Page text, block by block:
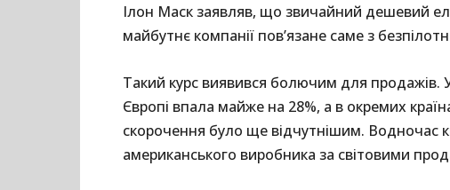
Ілон Маск заявляв, що звичайний дешевий
майбутнє компанії пов’язане саме з
Такий курс виявився болючим для продажів. У
Європі впала майже на 28%, а в окремих
скорочення було ще відчутнішим. Водночас
американського виробника за світовими